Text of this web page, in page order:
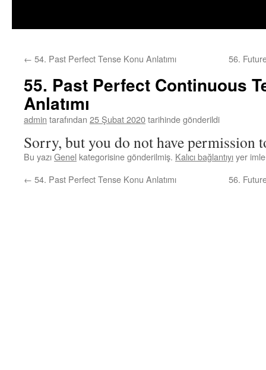
← 54. Past Perfect Tense Konu Anlatımı 56.
55. Past Perfect Continuous
Anlatımı
admin tarafından 25 Şubat 2020tarihinde gönderildi
Sorry, but you do not have permission
Bu yazıGenel kategorisine gönderilmiş. Kalıcı bağlantıyıyer
← 54. Past Perfect Tense Konu Anlatımı 56.